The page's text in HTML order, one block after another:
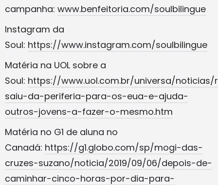
campanha: www.benfeitoria.com/soulbilingue
Instagram da
Soul: https://www.instagram.com/soulbilingue
Matéria na UOL sobre a
Soul: https://www.uol.com.br/universa/noticias/
saiu-da-periferia-para-os-eua-e-ajuda-
outros-jovens-a-fazer-o-mesmo.htm
Matéria no G1 de aluna no
Canadá: https://g1.globo.com/sp/mogi-das-
cruzes-suzano/noticia/2019/09/06/depois-de-
caminhar-cinco-horas-por-dia-para-